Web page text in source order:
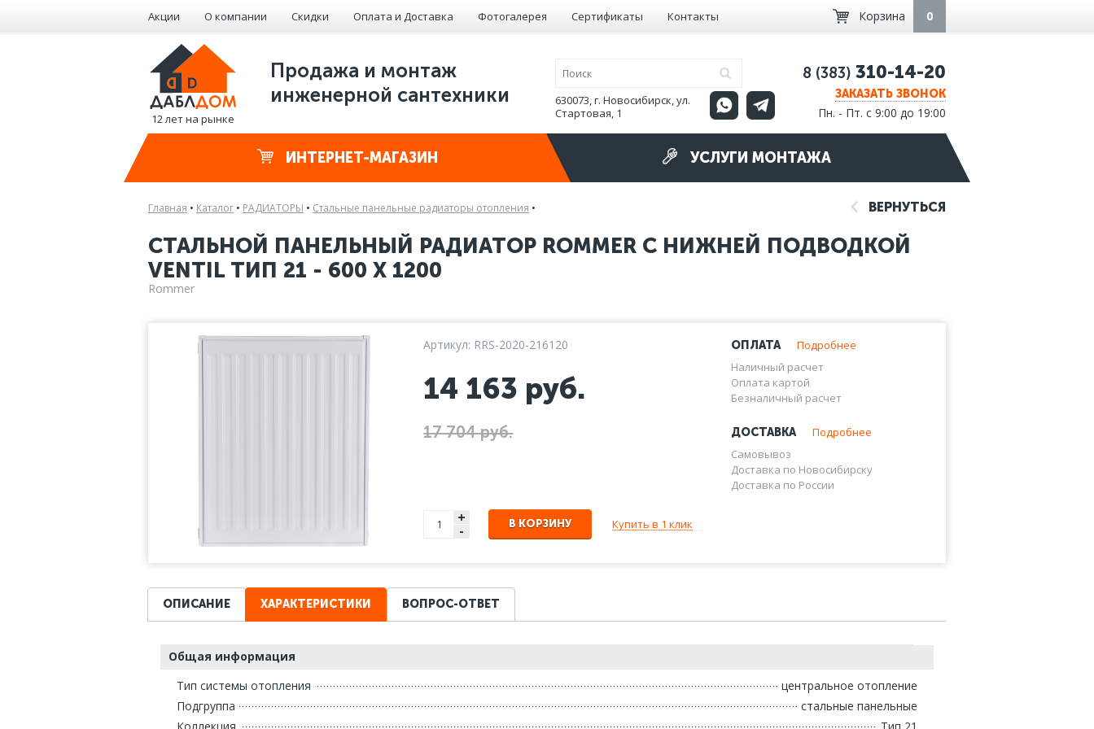
Акции О компании Скидки Оплата и Доставка Фотогалерея Сертификаты Контакты Корзина 0
12 лет на рынке
Продажа и монтаж
инженерной сантехники
630073, г. Новосибирск, ул.
Стартовая, 1
8 (383) 310-14-20
ЗАКАЗАТЬ ЗВОНОК
Пн. - Пт. с 9:00 до 19:00
ИНТЕРНЕТ-МАГАЗИН УСЛУГИ МОНТАЖА
Главная • Каталог • РАДИАТОРЫ • Стальные панельные радиаторы отопления • ВЕРНУТЬСЯ
СТАЛЬНОЙ ПАНЕЛЬНЫЙ РАДИАТОР ROMMER С НИЖНЕЙ ПОДВОДКОЙ
VENTIL ТИП 21 - 600 X 1200
Rommer
Артикул: RRS-2020-216120
14 163 руб.
17 704 руб.
ОПЛАТА
Подробнее
Наличный расчет
Оплата картой
Безналичный расчет
ДОСТАВКА
Подробнее
Самовывоз
Доставка по Новосибирску
Доставка по России
+
- В КОРЗИНУ Купить в 1 клик
ОПИСАНИЕ ХАРАКТЕРИСТИКИ ВОПРОС-ОТВЕТ
Общая информация
Тип системы отопления
центральное отопление
Подгруппа
стальные панельные